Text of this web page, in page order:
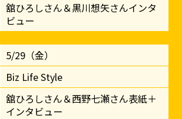
舘ひろしさん＆黒川想矢さんインタ
ビュー
5/29（金）
Biz Life Style
舘ひろしさん＆西野七瀬さん表紙＋
インタビュー